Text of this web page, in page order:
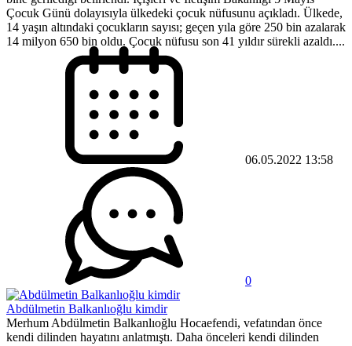
Çocuk Günü dolayısıyla ülkedeki çocuk nüfusunu açıkladı. Ülkede,
14 yaşın altındaki çocukların sayısı; geçen yıla göre 250 bin azalarak
14 milyon 650 bin oldu. Çocuk nüfusu son 41 yıldır sürekli azaldı....
06.05.2022 13:58
0
Abdülmetin Balkanlıoğlu kimdir
Merhum Abdülmetin Balkanlıoğlu Hocaefendi, vefatından önce
kendi dilinden hayatını anlatmıştı. Daha önceleri kendi dilinden